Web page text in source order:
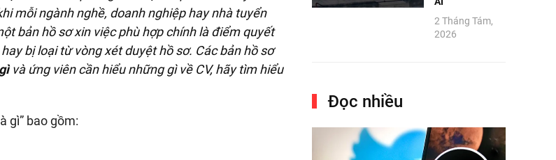
mỗi ngành nghề, doanh nghiệp hay nhà tuyển
bản hồ sơ xin việc phù hợp chính là điểm quyết
bị loại từ vòng xét duyệt hồ sơ. Các bản hồ sơ
và ứng viên cần hiểu những gì về CV, hãy tìm hiểu
gì” bao gồm:
2 Tháng Tám,
2026
Đọc nhiều